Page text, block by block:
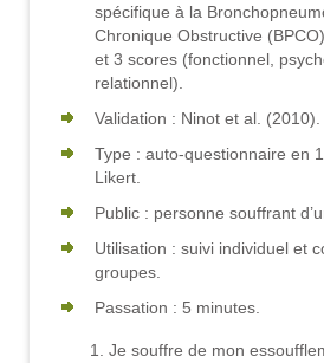
spécifique à la
Chronique Obstructive
et 3 scores (fonctionnel,
relationnel).
Validation : Ninot et al. (2010).
Type : auto-questionnaire en
Likert.
Public : personne souffrant
Utilisation : suivi individuel et
groupes.
Passation : 5 minutes.
Je souffre de mon